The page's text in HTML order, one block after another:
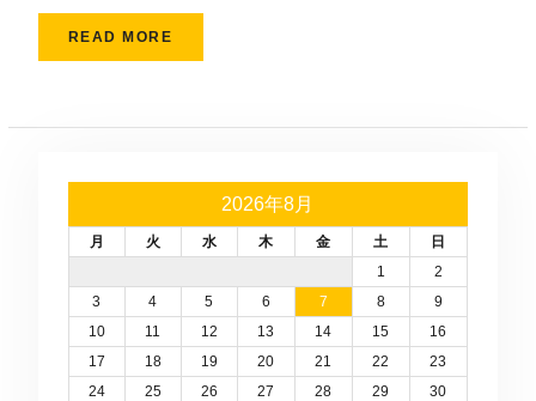
READ MORE
2026年8月
月 火 水 木 金 土
日
1
2
3
4 5 6 7 8
9
10
11 12 13 14 15
16
17
18 19 20 21 22
23
24
25 26 27 28 29
30